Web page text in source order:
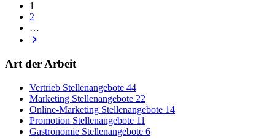
1
2
…
Art der Arbeit
Vertrieb Stellenangebote 44
Marketing Stellenangebote 22
Online-Marketing Stellenangebote 14
Promotion Stellenangebote 11
Gastronomie Stellenangebote 6